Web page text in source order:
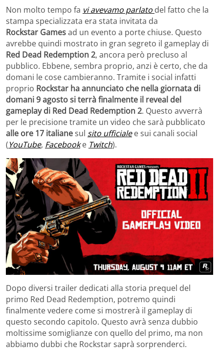
Non molto tempo fa vi avevamo parlato del fatto che la
stampa specializzata era stata invitata da
Rockstar Gamesad un evento a porte chiuse. Questo
avrebbe quindi mostrato in gran segreto il gameplay di
Red Dead Redemption 2, ancora però precluso al
pubblico. Ebbene, sembra proprio, anzi è certo, che da
domani le cose cambieranno. Tramite i social infatti
proprio Rockstar ha annunciato che nella giornata di
domani 9 agosto si terrà finalmente il reveal del
gameplay di Red Dead Redemption 2. Questo avverrà
per le precisione tramite un video che sarà pubblicato
alle ore 17 italianesul sito ufficialee sui canali social
(YouTube, Facebook e Twitch).
Dopo diversi trailer dedicati alla storia prequel del
primo Red Dead Redemption, potremo quindi
finalmente vedere come si mostrerà il gameplay di
questo secondo capitolo. Questo avrà senza dubbio
moltissime somiglianze con quello del primo, ma non
abbiamo dubbi che Rockstar saprà sorprenderci.